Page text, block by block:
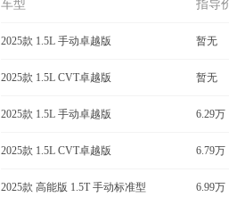
车型 指导
2025款 1.5L 手动卓越版 暂无
2025款 1.5L CVT卓越版 暂无
2025款 1.5L 手动卓越版 6.29万
2025款 1.5L CVT卓越版 6.79万
2025款 高能版 1.5T 手动标准型 6.99万